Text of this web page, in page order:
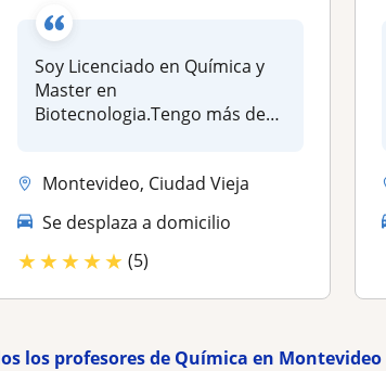
Soy Licenciado en Química y
Master en
Biotecnologia.Tengo más de
Montevideo, Ciudad Vieja
Se desplaza a domicilio
★★★★★ (5)
los profesores de Química en Montevideo